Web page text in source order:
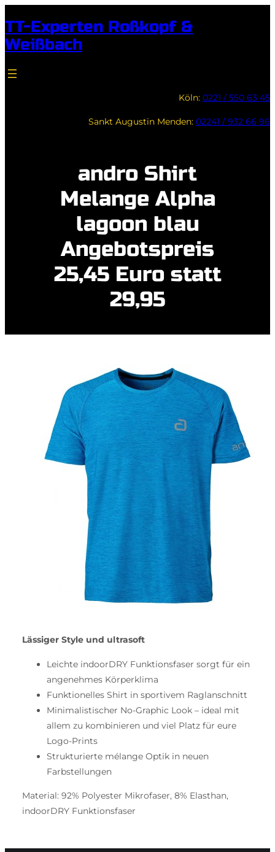
Inhalt
springen
TT-Experten Roßkopf &
Weißbach
Köln: 0221 / 550 63 45
Sankt Augustin Menden: 02241 / 932 66 96
andro Shirt
Melange Alpha
lagoon blau
Angebotspreis
25,45 Euro statt
29,95
Lässiger Style und ultrasoft
Leichte indoorDRY Funktionsfaser sorgt für ein
angenehmes Körperklima
Funktionelles Shirt in sportivem Raglanschnitt
Minimalistischer No-Graphic Look – ideal mit
allem zu kombinieren und viel Platz für eure
Logo-Prints
Strukturierte mélange Optik in neuen
Farbstellungen
Material: 92% Polyester Mikrofaser, 8% Elasthan,
indoorDRY Funktionsfaser